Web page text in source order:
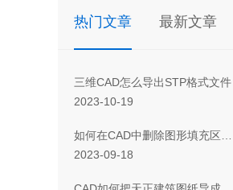
热门文章 最新文章
三维CAD怎么导出STP格式文件
2023-10-19
如何在CAD中删除图形填充区域的一部分
2023-09-18